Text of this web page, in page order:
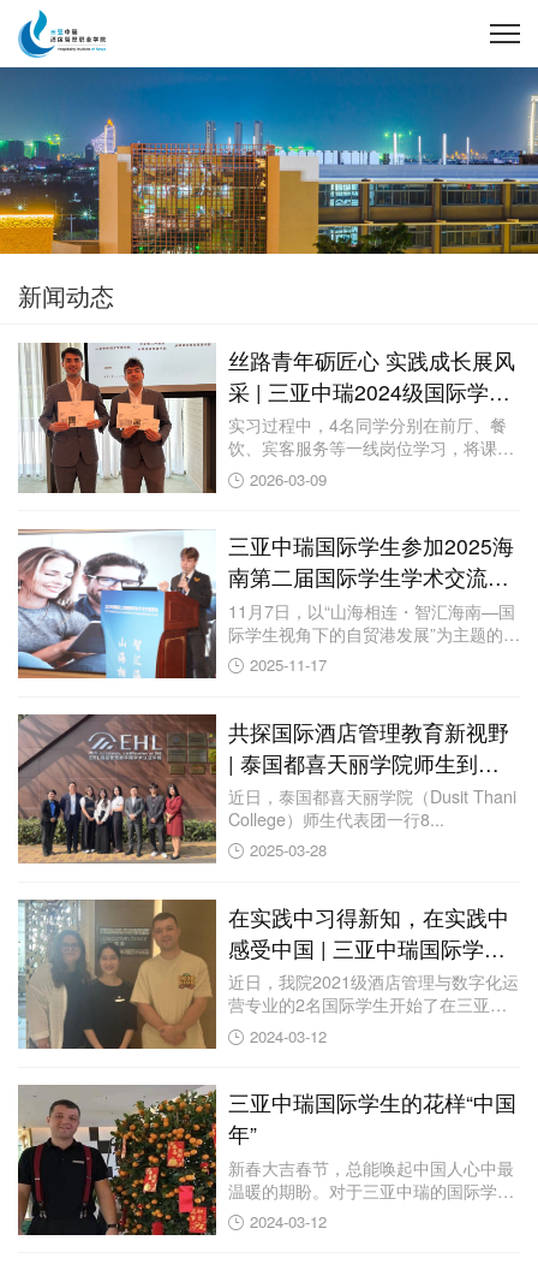
新闻动态
丝路青年砺匠心 实践成长展风
采 | 三亚中瑞2024级国际学生
顺利完成认知实习
实习过程中，4名同学分别在前厅、餐
饮、宾客服务等一线岗位学习，将课堂
所学的酒店管...
2026-03-09
三亚中瑞国际学生参加2025海
南第二届国际学生学术交流活
动喜获佳绩
11月7日，以“山海相连・智汇海南—国
际学生视角下的自贸港发展”为主题的
2025...
2025-11-17
共探国际酒店管理教育新视野
| 泰国都喜天丽学院师生到访
三亚中瑞
近日，泰国都喜天丽学院（Dusit Thani
College）师生代表团一行8...
2025-03-28
在实践中习得新知，在实践中
感受中国 | 三亚中瑞国际学生
参加认知实习
近日，我院2021级酒店管理与数字化运
营专业的2名国际学生开始了在三亚山
海天JW...
2024-03-12
三亚中瑞国际学生的花样“中国
年”
新春大吉春节，总能唤起中国人心中最
温暖的期盼。对于三亚中瑞的国际学生
而言，虽然身...
2024-03-12